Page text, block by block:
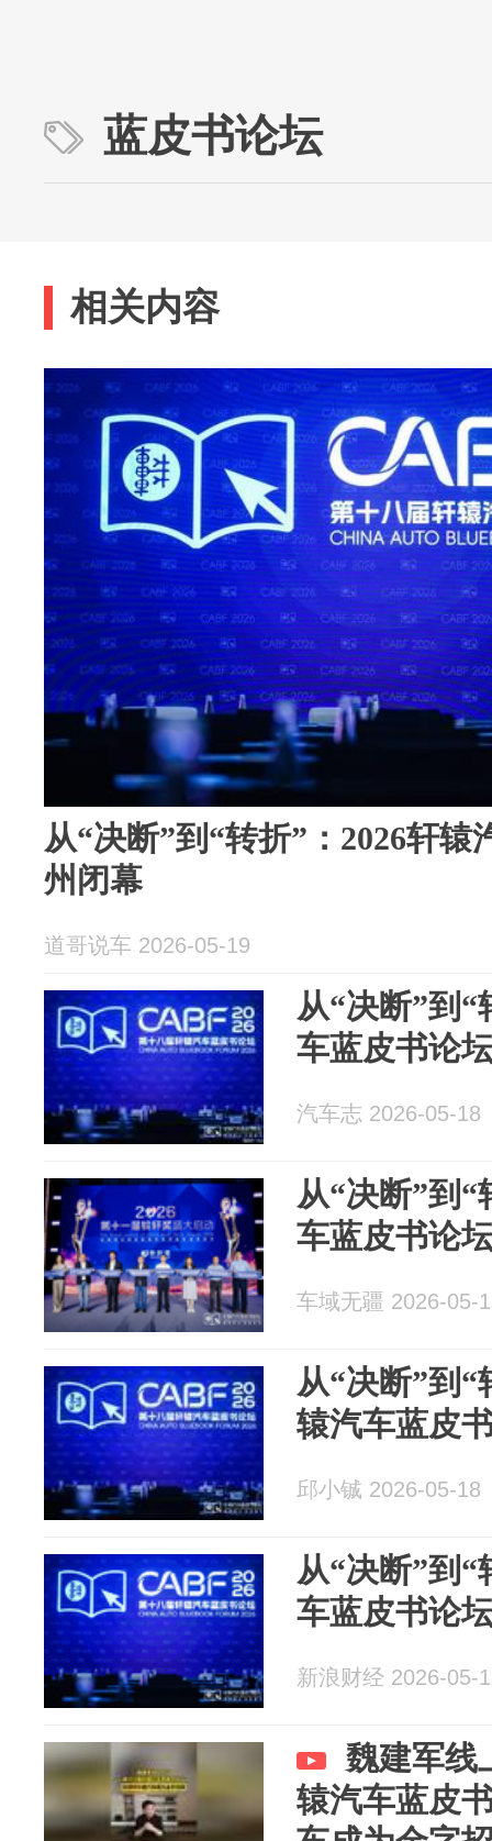
蓝皮书论坛
相关内容
从“决断”到“转折”：2026轩
州闭幕
道哥说车 2026-05-19
从“决断”到“
车蓝皮书论
汽车志 2026-05-18
从“决断”到“
车蓝皮书论
车域无疆 2026-05-
从“决断”到
辕汽车蓝皮
邱小铖 2026-05-18
从“决断”到“
车蓝皮书论
新浪财经 2026-05-
魏建军线
辕汽车蓝皮